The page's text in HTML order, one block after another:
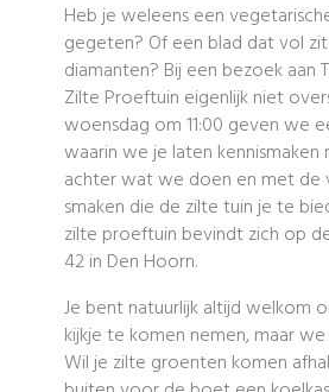
Heb je weleens een
gegeten? Of een blad dat vol
diamanten? Bij een bezoek aan
Zilte Proeftuin eigenlijk niet
woensdag om 11:00 geven we
waarin we je laten
achter wat we doen en met de
smaken die de zilte tuin je te
zilte proeftuin bevindt zich op
42 in Den Hoorn.
Je bent natuurlijk altijd welkom
kijkje te komen nemen, maar
Wil je zilte groenten komen